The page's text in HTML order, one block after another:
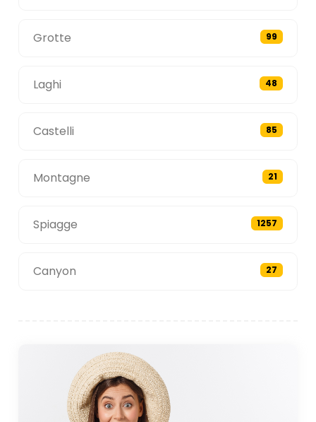
Grotte 99
Laghi 48
Castelli 85
Montagne 21
Spiagge 1257
Canyon 27